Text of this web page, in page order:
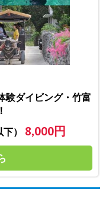
験ダイビング・竹富
） 8,000円